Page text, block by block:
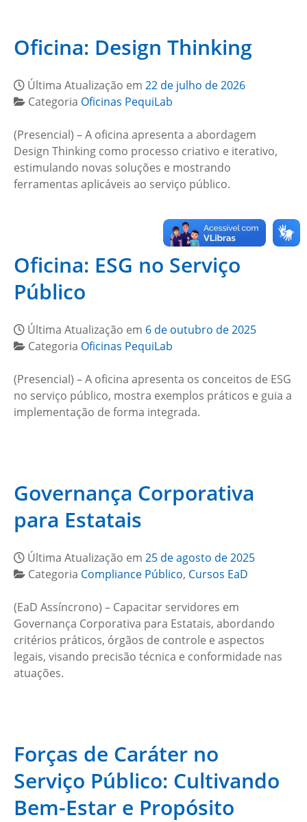
Oficina: Design Thinking
Última Atualização em 22 de julho de 2026
Categoria Oficinas PequiLab
(Presencial) – A oficina apresenta a abordagem
Design Thinking como processo criativo e iterativo,
estimulando novas soluções e mostrando
ferramentas aplicáveis ao serviço público.
Oficina: ESG no Serviço
Público
Última Atualização em 6 de outubro de 2025
Categoria Oficinas PequiLab
(Presencial) – A oficina apresenta os conceitos de ESG
no serviço público, mostra exemplos práticos e guia a
implementação de forma integrada.
Governança Corporativa
para Estatais
Última Atualização em 25 de agosto de 2025
Categoria Compliance Público, Cursos EaD
(EaD Assíncrono) – Capacitar servidores em
Governança Corporativa para Estatais, abordando
critérios práticos, órgãos de controle e aspectos
legais, visando precisão técnica e conformidade nas
atuações.
Forças de Caráter no
Serviço Público: Cultivando
Bem-Estar e Propósito